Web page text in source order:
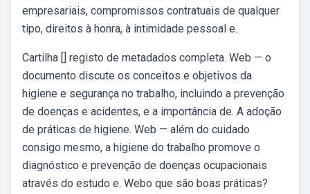
empresariais, compromissos contratuais de qualquer
tipo, direitos à honra, à intimidade pessoal e.
Cartilha [] registo de metadados completa. Web — o
documento discute os conceitos e objetivos da
higiene e segurança no trabalho, incluindo a prevenção
de doenças e acidentes, e a importância de. A adoção
de práticas de higiene. Web — além do cuidado
consigo mesmo, a higiene do trabalho promove o
diagnóstico e prevenção de doenças ocupacionais
através do estudo e. Webo que são boas práticas?